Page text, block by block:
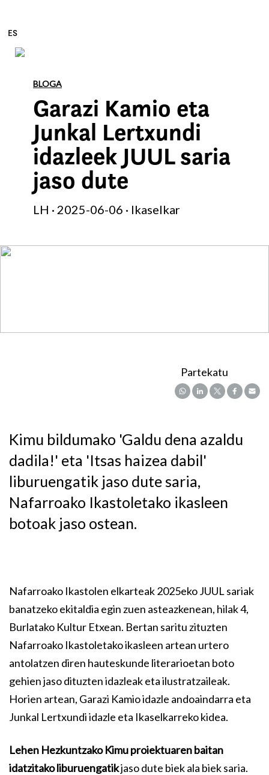
Edukira zuzenean joan
ES
BLOGA
Garazi Kamio eta
Junkal Lertxundi
idazleek JUUL saria
jaso dute
LH · 2025-06-06 · Ikaselkar
Partekatu
Kimu bildumako 'Galdu dena azaldu
dadila!' eta 'Itsas haizea dabil'
liburuengatik jaso dute saria,
Nafarroako Ikastoletako ikasleen
botoak jaso ostean.
Nafarroako Ikastolen elkarteak 2025eko JUUL sariak
banatzeko ekitaldia egin zuen asteazkenean, hilak 4,
Burlatako Kultur Etxean. Bertan saritu zituzten
Nafarroako Ikastoletako ikasleen artean urtero
antolatzen diren hauteskunde literarioetan boto
gehien jaso dituzten idazleak eta ilustratzaileak.
Horien artean, Garazi Kamio idazle andoaindarra eta
Junkal Lertxundi idazle eta Ikaselkarreko kidea.
Lehen Hezkuntzako Kimu proiektuaren baitan
idatzitako liburuengatikjaso dute biek ala biek saria.